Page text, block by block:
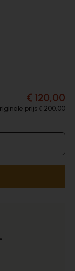
€ 120,00
prijs€ 200,00